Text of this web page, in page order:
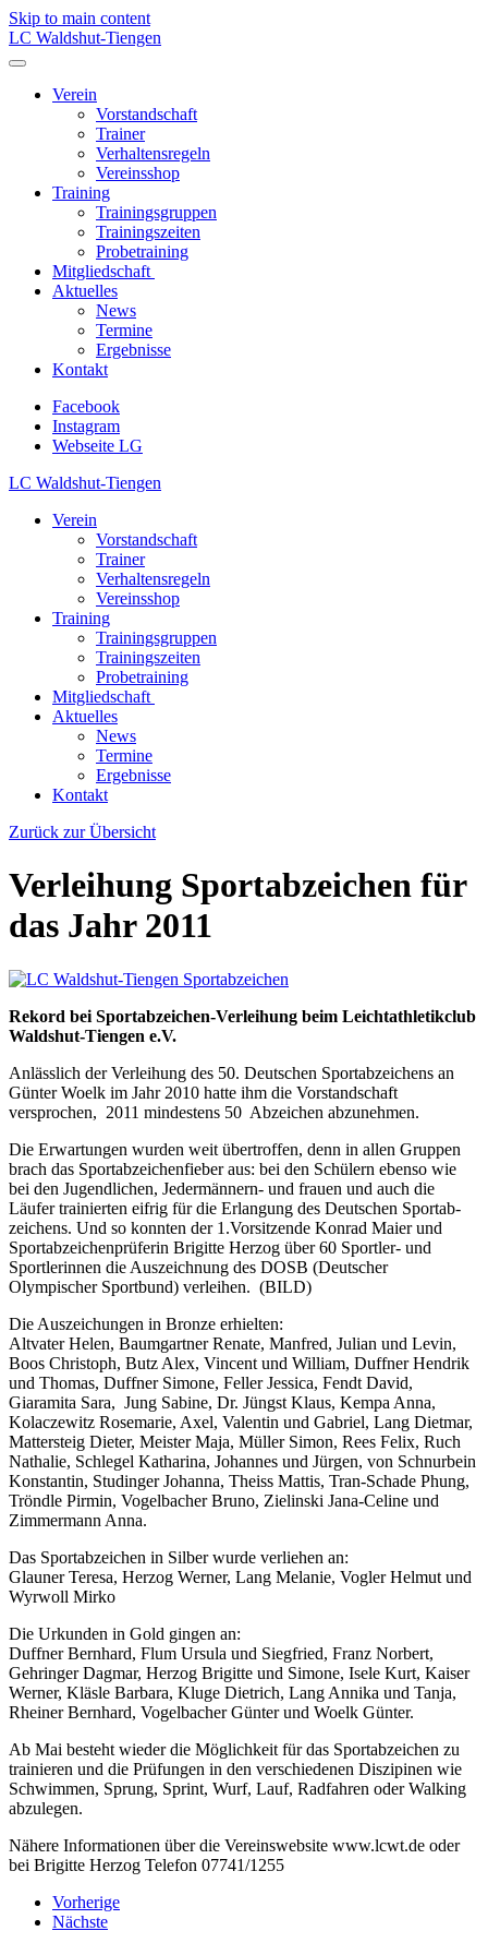
Skip to main content
LC Waldshut-Tiengen
Verein
Vorstandschaft
Trainer
Verhaltensregeln
Vereinsshop
Training
Trainingsgruppen
Trainingszeiten
Probetraining
Mitgliedschaft
Aktuelles
News
Termine
Ergebnisse
Kontakt
Facebook
Instagram
Webseite LG
LC Waldshut-Tiengen
Verein
Vorstandschaft
Trainer
Verhaltensregeln
Vereinsshop
Training
Trainingsgruppen
Trainingszeiten
Probetraining
Mitgliedschaft
Aktuelles
News
Termine
Ergebnisse
Kontakt
Zurück zur Übersicht
Verleihung Sportabzeichen für
das Jahr 2011
Rekord bei Sportabzeichen-Verleihung beim Leichtathletikclub
Waldshut-Tiengen e.V.
Anlässlich der Verleihung des 50. Deutschen Sportabzeichens an
Günter Woelk im Jahr 2010 hatte ihm die Vorstandschaft
versprochen, 2011 mindestens 50 Abzeichen ab­zunehmen.
Die Erwartungen wurden weit übertroffen, denn in allen Gruppen
brach das Sportab­zeichenfieber aus: bei den Schülern ebenso wie
bei den Jugendlichen, Jedermännern- und frauen und auch die
Läufer trainierten eifrig für die Erlangung des Deutschen Sportab­
zeichens. Und so konnten der 1.Vorsitzende Konrad Maier und
Sportabzeichenprüferin Brigitte Herzog über 60 Sportler- und
Sportlerinnen die Auszeichnung des DOSB (Deut­scher
Olympischer Sportbund) verleihen. (BILD)
Die Auszeichungen in Bronze erhielten:
Altvater Helen, Baumgartner Renate, Manfred, Julian und Levin,
Boos Christoph, Butz Alex, Vincent und William, Duffner Hendrik
und Thomas, Duffner Simone, Feller Jessica, Fendt David,
Giaramita Sara, Jung Sabine, Dr. Jüngst Klaus, Kempa Anna,
Kolaczewitz Rosemarie, Axel, Valentin und Gabriel, Lang Dietmar,
Mattersteig Dieter, Meister Maja, Müller Simon, Rees Felix, Ruch
Nathalie, Schlegel Katharina, Johannes und Jürgen, von Schnurbein
Konstantin, Studinger Johanna, Theiss Mattis, Tran-Schade Phung,
Tröndle Pirmin, Vogelbacher Bruno, Zielinski Jana-Celine und
Zimmermann Anna.
Das Sportabzeichen in Silber wurde verliehen an:
Glauner Teresa, Herzog Werner, Lang Melanie, Vogler Helmut und
Wyrwoll Mirko
Die Urkunden in Gold gingen an:
Duffner Bernhard, Flum Ursula und Siegfried, Franz Norbert,
Gehringer Dagmar, Herzog Brigitte und Simone, Isele Kurt, Kaiser
Werner, Kläsle Barbara, Kluge Dietrich, Lang Annika und Tanja,
Rheiner Bernhard, Vogelbacher Günter und Woelk Günter.
Ab Mai besteht wieder die Möglichkeit für das Sportabzeichen zu
trainieren und die Prüfungen in den verschiedenen Diszipinen wie
Schwimmen, Sprung, Sprint, Wurf, Lauf, Rad­fahren oder Walking
abzulegen.
Nähere Informationen über die Vereinswebsite www.lcwt.de oder
bei Brigitte Herzog Telefon 07741/1255
Vorherige
Nächste